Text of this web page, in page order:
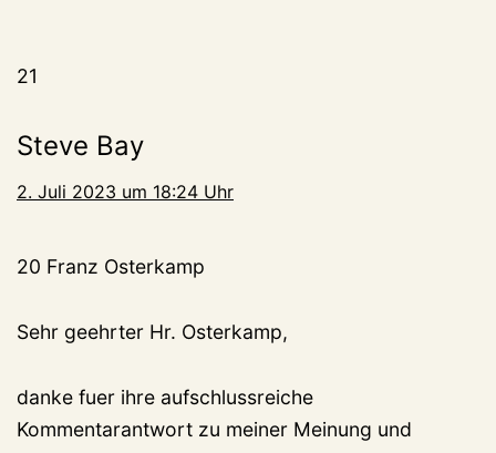
21
Steve Bay
2. Juli 2023 um 18:24 Uhr
20 Franz Osterkamp
Sehr geehrter Hr. Osterkamp,
danke fuer ihre aufschlussreiche
Kommentarantwort zu meiner Meinung und